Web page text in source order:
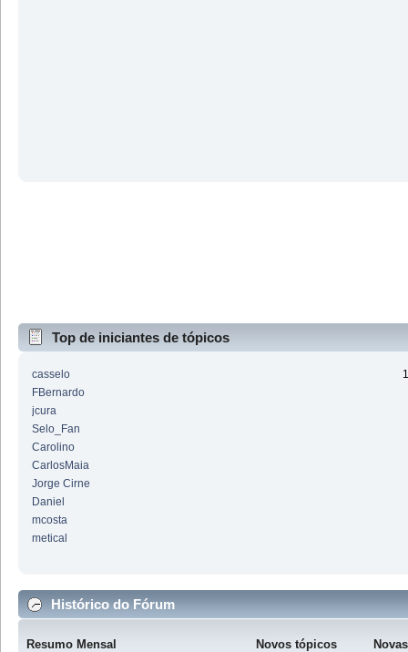
Top de iniciantes de tópicos
casselo
FBernardo
jcura
Selo_Fan
Carolino
CarlosMaia
Jorge Cirne
Daniel
mcosta
metical
Histórico do Fórum
Resumo Mensal Novos tópicos